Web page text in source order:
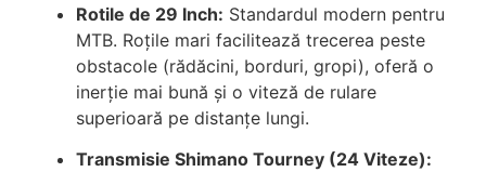
Rotile de 29 Inch: Standardul modern pentru
MTB. Roțile mari facilitează trecerea peste
obstacole (rădăcini, borduri, gropi), oferă o
inerție mai bună și o viteză de rulare
superioară pe distanțe lungi.
Transmisie Shimano Tourney (24 Viteze):